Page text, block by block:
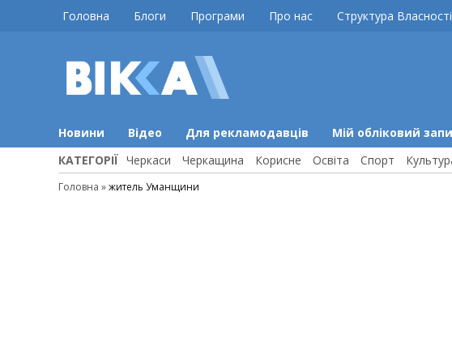
Головна Блоги Програми Про нас Структура Власності
Новини Відео Для рекламодавців Мій обліковий
КАТЕГОРІЇ Черкаси Черкащина Корисне Освіта Спорт
Головна »житель Уманщини